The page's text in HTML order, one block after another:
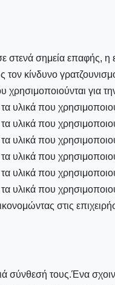
στενά σημεία επαφής, η
τον κίνδυνο
για
υλικά που
υλικά που
υλικά που
υλικά που
υλικά που
υλικά που
στις
σύνθεσή τους.Ένα